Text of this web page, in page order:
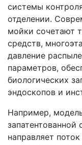
системы
отделении.
мойки сочетают
средств,
давление
параметров,
биологических
эндоскопов и
Например,
направляет